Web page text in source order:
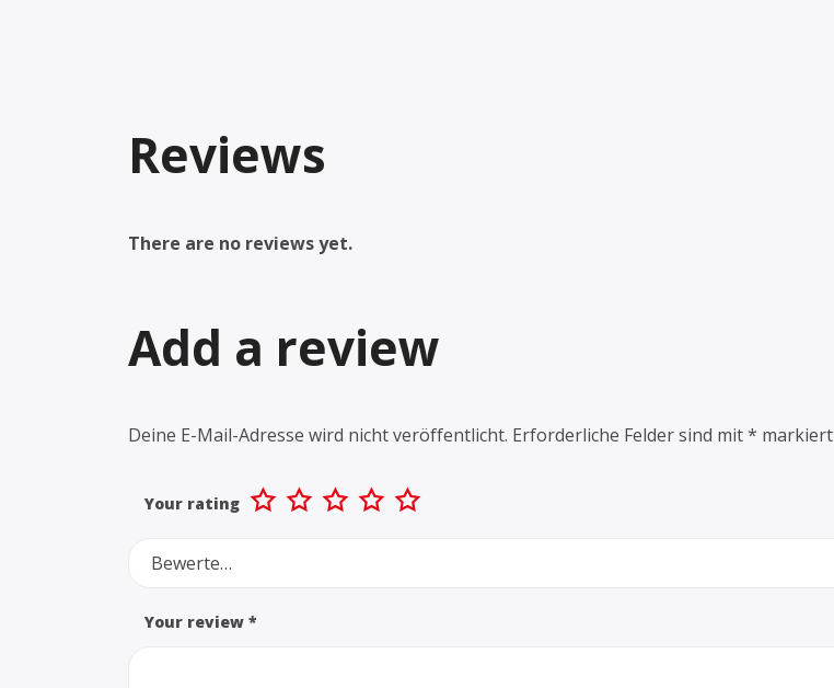
Reviews
There are no reviews yet.
Add a review
Deine E-Mail-Adresse wird nicht veröffentlicht. Erforderliche Felder sind mit* markiert
Your rating
Bewerte…
Your review *